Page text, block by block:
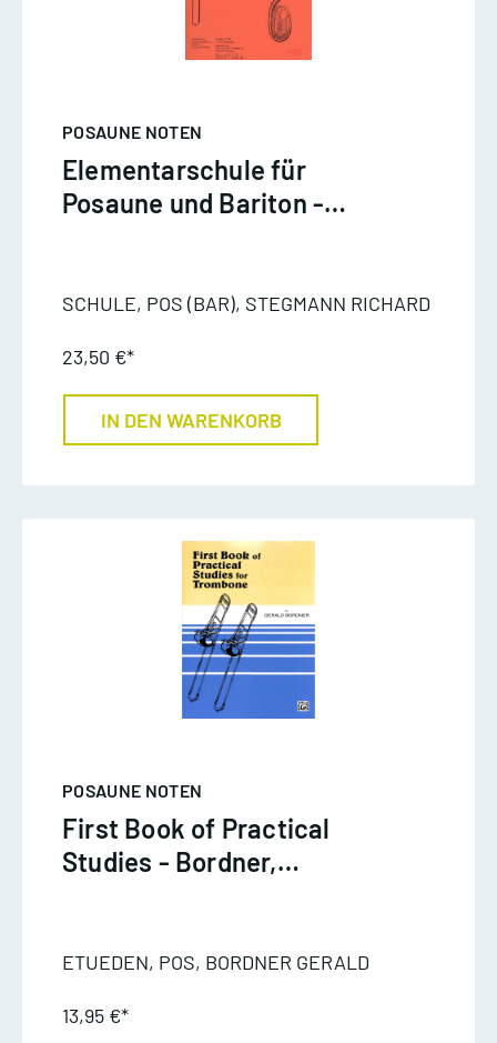
POSAUNE NOTEN
Elementarschule für
Posaune und Bariton -
SCHULE, POS (BAR), STEGMANN RICHARD
23,50 €*
IN DEN WARENKORB
POSAUNE NOTEN
First Book of Practical
Studies - Bordner,
ETUEDEN, POS, BORDNER GERALD
13,95 €*